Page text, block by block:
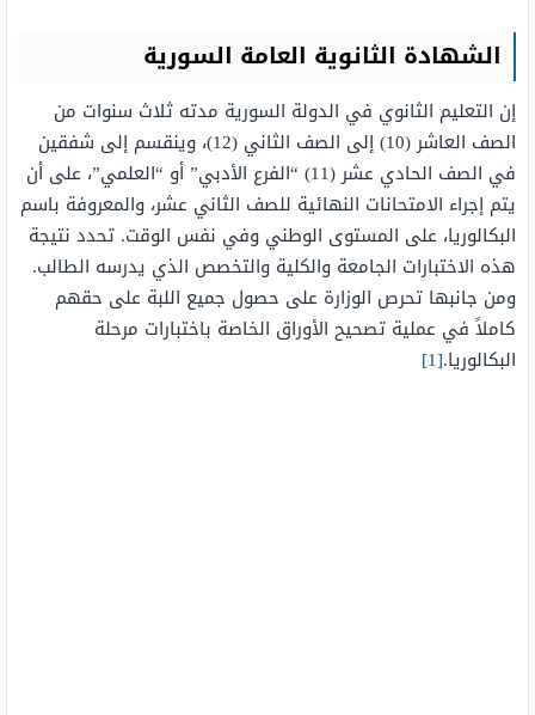
الشهادة الثانوية العامة السورية
إن التعليم الثانوي في الدولة السورية مدته ثلاث سنوات من
الصف العاشر (10) إلى الصف الثاني (12)، وينقسم إلى شفقين
في الصف الحادي عشر (11) “الفرع الأدبي” أو “العلمي”، على أن
يتم إجراء الامتحانات النهائية للصف الثاني عشر، والمعروفة باسم
البكالوريا، على المستوى الوطني وفي نفس الوقت. تحدد نتيجة
هذه الاختبارات الجامعة والكلية والتخصص الذي يدرسه الطالب.
ومن جانبها تحرص الوزارة على حصول جميع اللبة على حقهم
كاملاً في عملية تصحيح الأوراق الخاصة باختبارات مرحلة
البكالوريا.[1]